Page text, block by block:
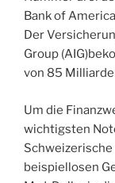
Bank of
Der
Group
von 85
Um die
wichtigsten
Schweizerische
beispiellosen